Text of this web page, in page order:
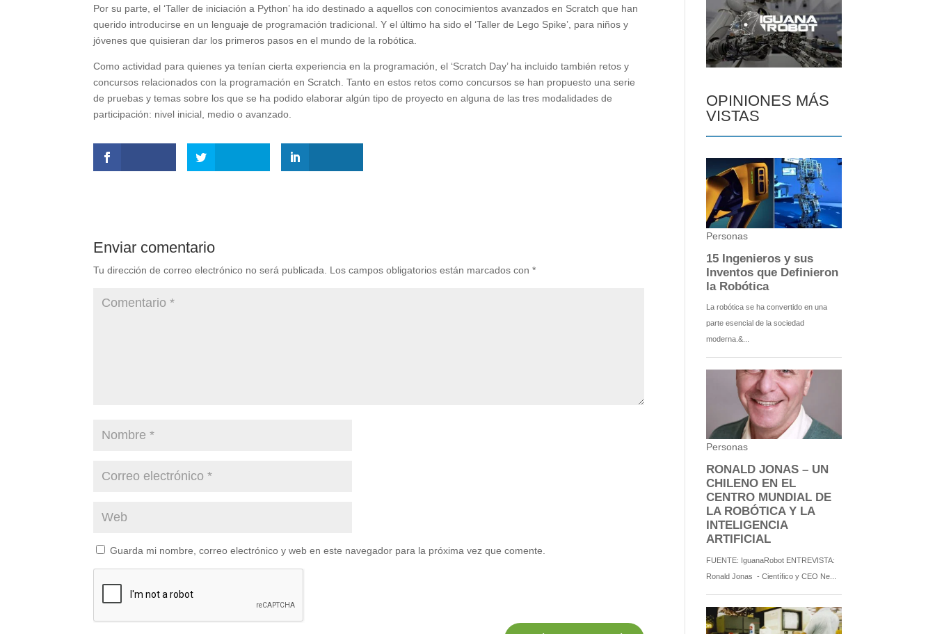
Por su parte, el ‘Taller de iniciación a Python’ ha ido destinado a aquellos con conocimientos avanzados en Scratch que han
querido introducirse en un lenguaje de programación tradicional. Y el último ha sido el ‘Taller de Lego Spike’, para niños y
jóvenes que quisieran dar los primeros pasos en el mundo de la robótica.
Como actividad para quienes ya tenían cierta experiencia en la programación, el ‘Scratch Day’ ha incluido también retos y
concursos relacionados con la programación en Scratch. Tanto en estos retos como concursos se han propuesto una serie
de pruebas y temas sobre los que se ha podido elaborar algún tipo de proyecto en alguna de las tres modalidades de
participación: nivel inicial, medio o avanzado.
Enviar comentario
Tu dirección de correo electrónico no será publicada. Los campos obligatorios están marcados con*
Guarda mi nombre, correo electrónico y web en este navegador para la próxima vez que comente.
OPINIONES MÁS
VISTAS